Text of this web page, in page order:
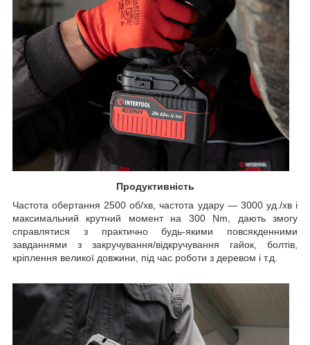
Продуктивність
Частота обертання 2500 об/хв, частота удару — 3000 уд./хв і
максимальний крутний момент на 300 Nm, дають змогу
справлятися з практично будь-якими повсякденними
завданнями з закручування/відкручування гайок, болтів,
кріплення великої довжини, під час роботи з деревом і т.д.